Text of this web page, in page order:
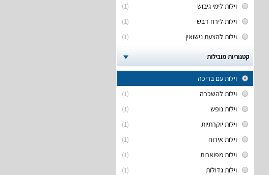
(1)
וילות לימי גיבוש
(1)
וילות לירח דבש
(1)
וילות להצעת נישואין
קטגוריות מובילות
וילות עם בריכה
(1)
וילות להשכרה
(1)
וילות נופש
(1)
וילות יוקרתיות
(1)
וילות אירוח
(1)
וילות מפוארות
(1)
וילות גדולות